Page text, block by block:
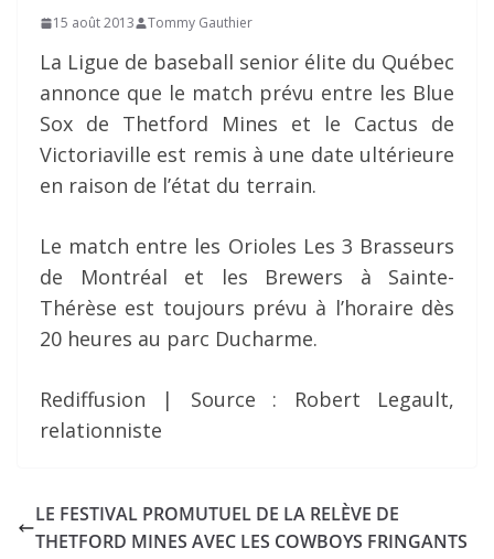
15 août 2013 Tommy Gauthier
La Ligue de baseball senior élite du Québec
annonce que le match prévu entre les Blue
Sox de Thetford Mines et le Cactus de
Victoriaville est remis à une date ultérieure
en raison de l’état du terrain.
Le match entre les Orioles Les 3 Brasseurs
de Montréal et les Brewers à Sainte-
Thérèse est toujours prévu à l’horaire dès
20 heures au parc Ducharme.
Rediffusion | Source : Robert Legault,
relationniste
LE FESTIVAL PROMUTUEL DE LA RELÈVE DE
THETFORD MINES AVEC LES COWBOYS FRINGANTS